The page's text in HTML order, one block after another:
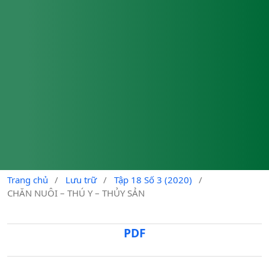
Trang chủ / Lưu trữ / Tập 18 Số 3 (2020)
/
CHĂN NUÔI – THÚ Y – THỦY SẢN
PDF